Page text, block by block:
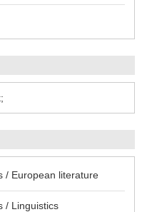
/ European literature
/ Linguistics